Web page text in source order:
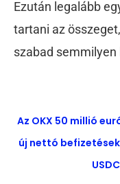
Ezután legalább
tartani az
szabad
Az OKX 50 millió
új nettó